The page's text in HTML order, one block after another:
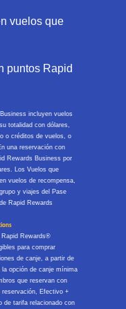
vuelos que
puntos Rapid
incluyen vuelos
totalidad con dólares,
o créditos de vuelos, o
una reservación con
Rewards Business por
Los Vuelos que
vuelos de recompensa,
y viajes del Pase
Rapid Rewards
Rewards®
para comprar
de canje, a partir de
opción de canje mínima
que reservan con
reservación, Efectivo +
de tarifa relacionado con